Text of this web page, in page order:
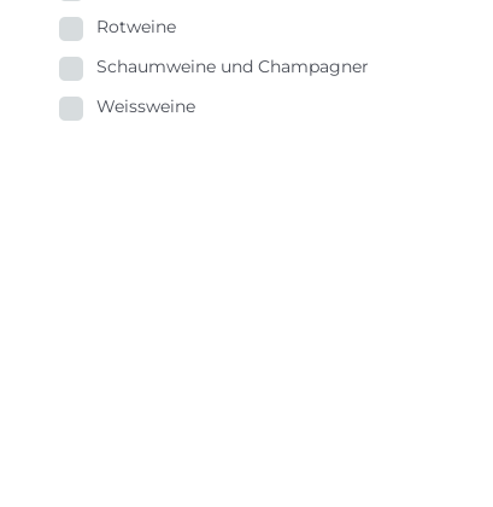
Rotweine
Schaumweine und Champagner
Weissweine